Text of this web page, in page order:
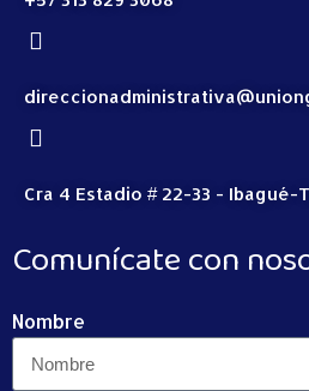
Cra 4 Estadio # 22-33 - Ibagué-
Comunícate con
Nombre